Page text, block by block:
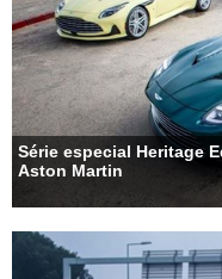
Série especial Heritage
Aston Martin